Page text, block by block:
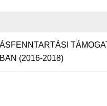
(2016-2018)